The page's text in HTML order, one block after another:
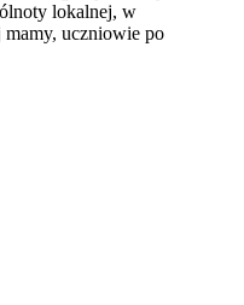
lokalnej, w
uczniowie po